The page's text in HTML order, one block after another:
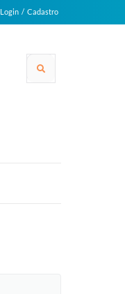
Login / Cadastro